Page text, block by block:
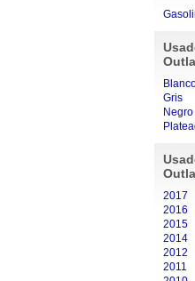
Gris
Negro
2017
2016
2015
2014
2012
2011